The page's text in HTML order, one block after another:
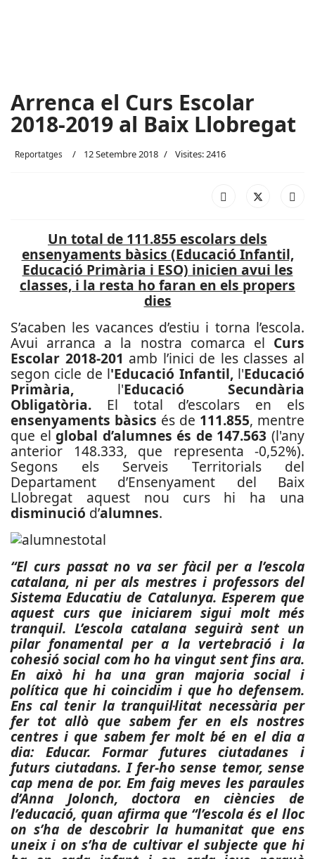
Arrenca el Curs Escolar
2018-2019 al Baix Llobregat
Reportatges 12 Setembre 2018 Visites: 2416
Un total de 111.855 escolars dels
ensenyaments bàsics (Educació Infantil,
Educació Primària i ESO) inicien avui les
classes, i la resta ho faran en els propers
dies
S’acaben les vacances d’estiu i torna l’escola.
Avui arranca a la nostra comarca el Curs
Escolar 2018-201 amb l’inici de les classes al
segon cicle de l'Educació Infantil, l'Educació
Primària, l'Educació Secundària
Obligatòria. El total d’escolars en els
ensenyaments bàsics és de 111.855, mentre
que elglobal d’alumnes és de 147.563(l'any
anterior 148.333, que representa -0,52%).
Segons els Serveis Territorials del
Departament d’Ensenyament del Baix
Llobregat aquest nou curs hi ha una
disminució d’alumnes.
“El curs passat no va ser fàcil per a l’escola
catalana, ni per als mestres i professors del
Sistema Educatiu de Catalunya. Esperem que
aquest curs que iniciarem sigui molt més
tranquil. L’escola catalana seguirà sent un
pilar fonamental per a la vertebració i la
cohesió social com ho ha vingut sent fins ara.
En això hi ha una gran majoria social i
política que hi coincidim i que ho defensem.
Ens cal tenir la tranquil·litat necessària per
fer tot allò que sabem fer en els nostres
centres i que sabem fer molt bé en el dia a
dia: Educar. Formar futures ciutadanes i
futurs ciutadans. I fer-ho sense temor, sense
cap mena de por. Em faig meves les paraules
d’Anna Jolonch, doctora en ciències de
l’educació, quan afirma que “l’escola és el lloc
on s’ha de descobrir la humanitat que ens
uneix i on s’ha de cultivar el subjecte que hi